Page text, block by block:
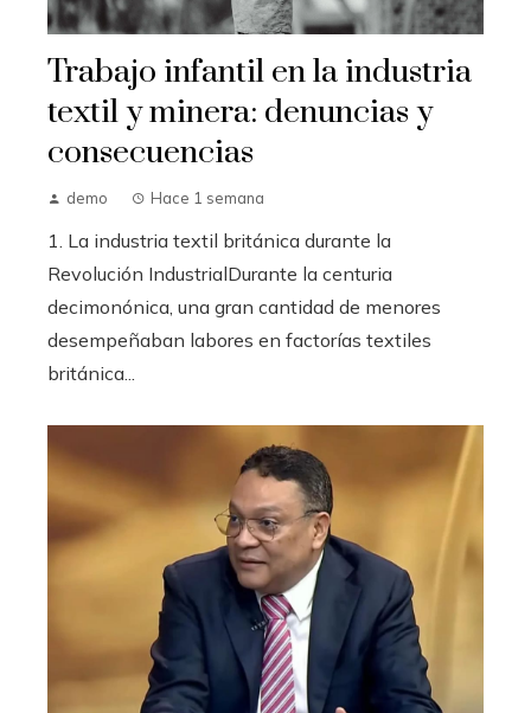
Trabajo infantil en la industria
textil y minera: denuncias y
consecuencias
demo Hace 1 semana
1. La industria textil británica durante la
Revolución IndustrialDurante la centuria
decimonónica, una gran cantidad de menores
desempeñaban labores en factorías textiles
británica...